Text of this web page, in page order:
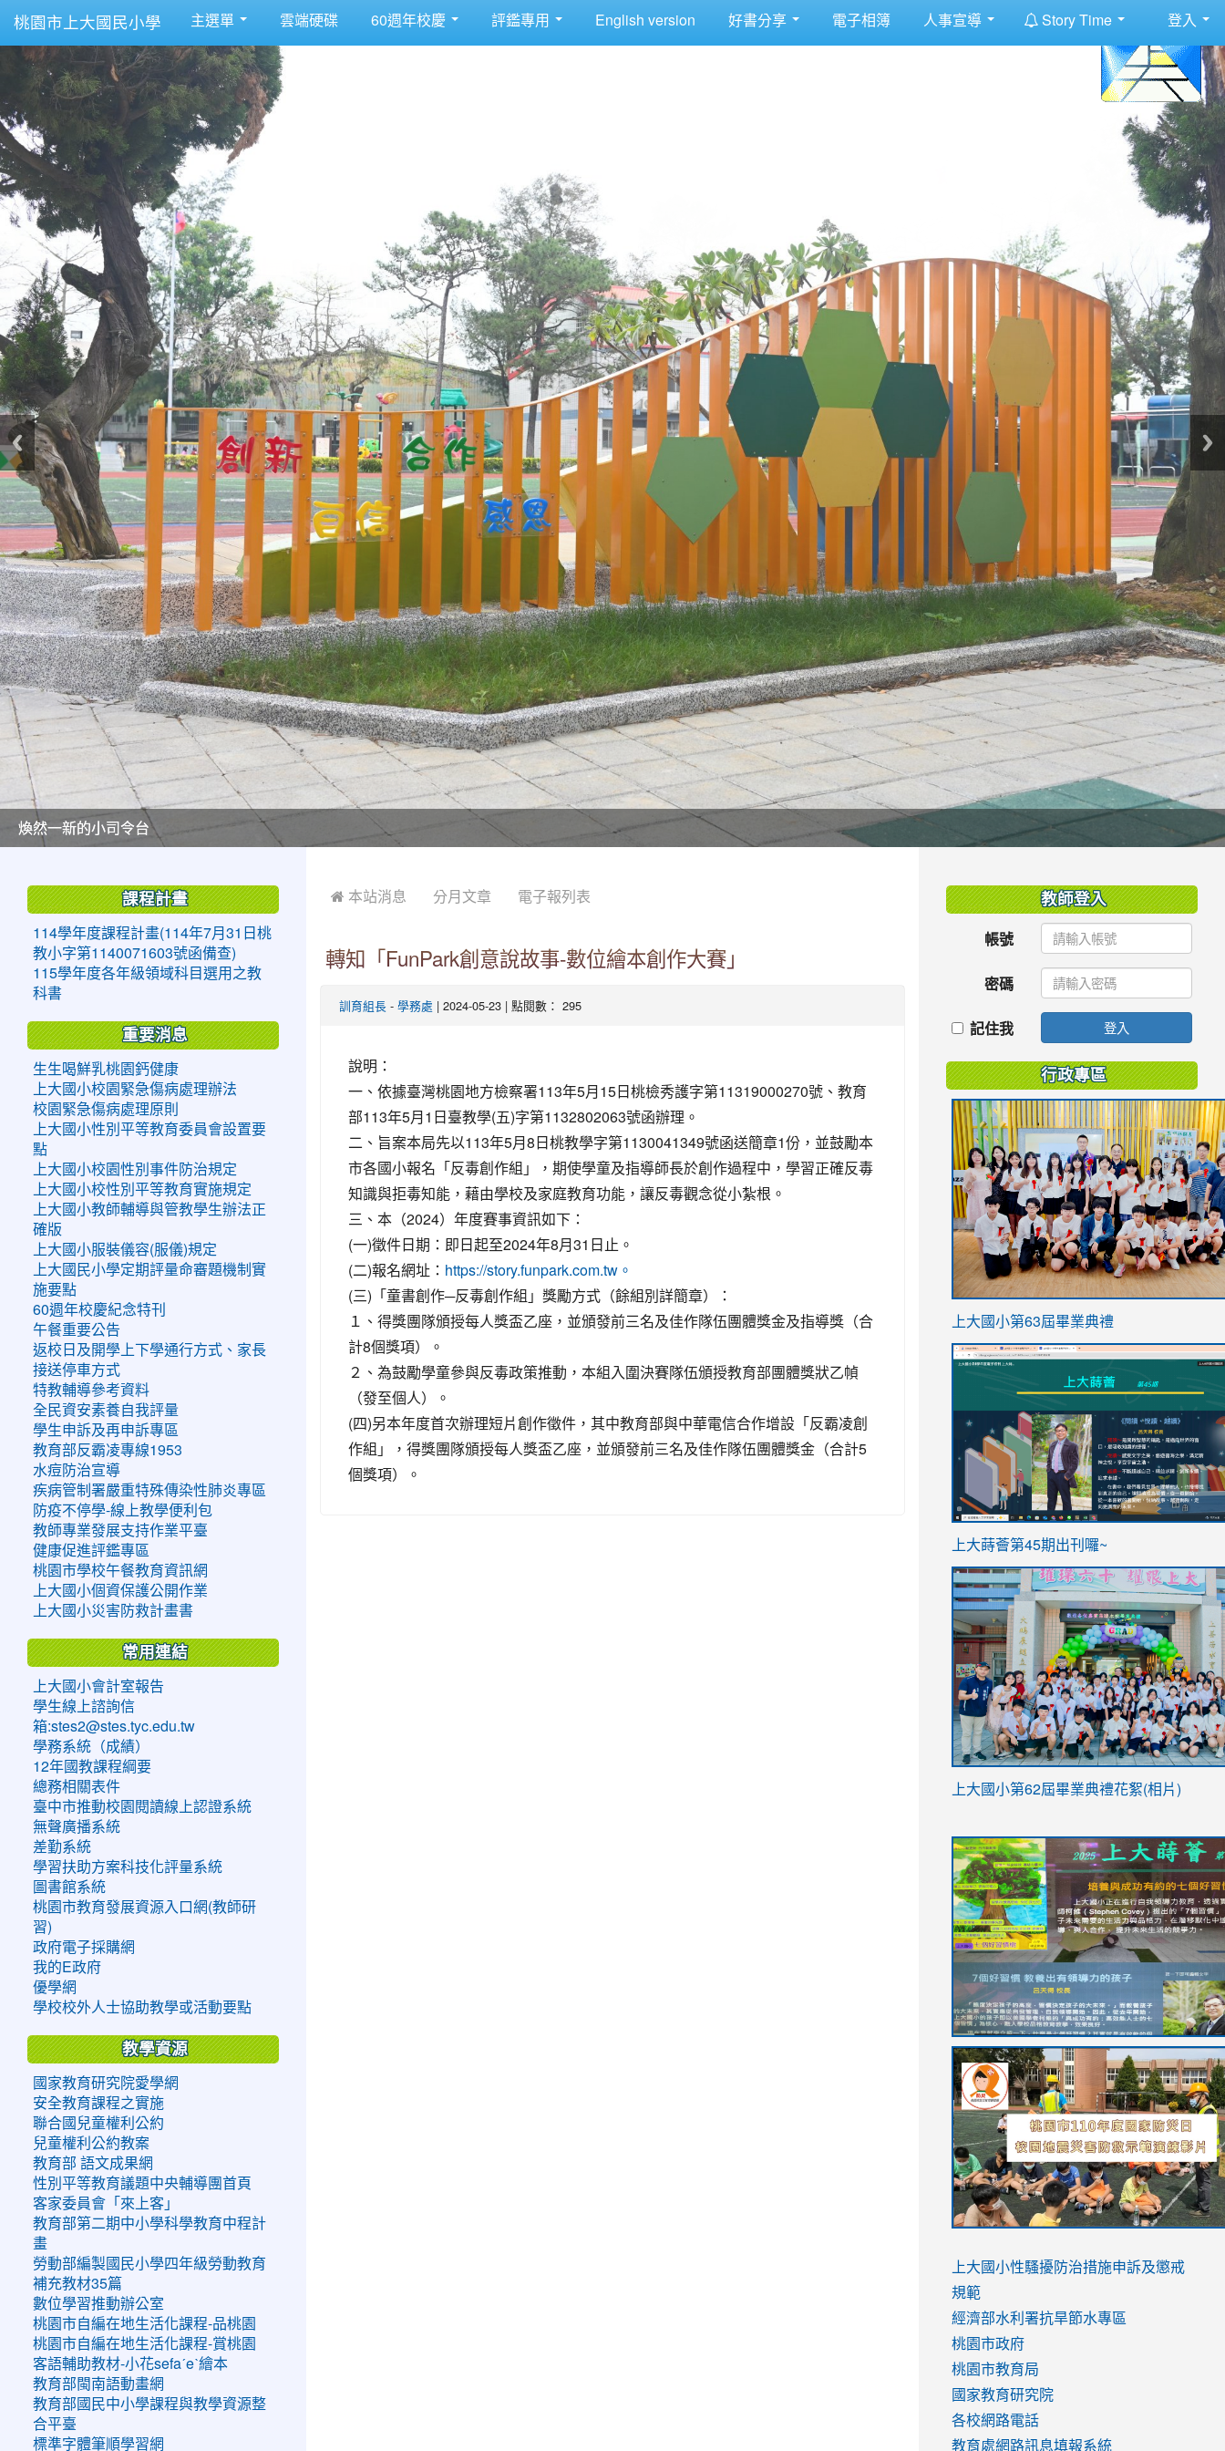
桃園市上大國民小學 主選單 雲端硬碟 60週年校慶 評鑑專用 English version 好書分享 電子相簿 人事宣導 Story Time 登入
美麗的操場是我們活力的來源
美麗的操場是我們活力的來源
煥然一新的小司令台
煥然一新的小司令台
富含桃園埤塘田園風光意象的中廊
富含桃園埤塘田園風光意象的中廊
嶄新的中庭廣場
嶄新的中庭廣場
水生池生生不息
水生池生生不息
 本站消息 分月文章 電子報列表
轉知「FunPark創意說故事-數位繪本創作大賽」
訓育組長 - 學務處 | 2024-05-23 | 點閱數： 295
說明：
一、依據臺灣桃園地方檢察署113年5月15日桃檢秀護字第11319000270號、教育
部113年5月1日臺教學(五)字第1132802063號函辦理。
二、旨案本局先以113年5月8日桃教學字第1130041349號函送簡章1份，並鼓勵本
市各國小報名「反毒創作組」，期使學童及指導師長於創作過程中，學習正確反毒
知識與拒毒知能，藉由學校及家庭教育功能，讓反毒觀念從小紮根。
三、本（2024）年度賽事資訊如下：
(一)徵件日期：即日起至2024年8月31日止。
(二)報名網址： https://story.funpark.com.tw。
(三)「童書創作─反毒創作組」獎勵方式（餘組別詳簡章）：
１、得獎團隊頒授每人獎盃乙座，並頒發前三名及佳作隊伍團體獎金及指導獎（合
計8個獎項）。
２、為鼓勵學童參與反毒政策推動，本組入圍決賽隊伍頒授教育部團體獎狀乙幀
（發至個人）。
(四)另本年度首次辦理短片創作徵件，其中教育部與中華電信合作增設「反霸凌創
作組」，得獎團隊頒授每人獎盃乙座，並頒發前三名及佳作隊伍團體獎金（合計5
個獎項）。
課程計畫
114學年度課程計畫(114年7月31日桃
教小字第1140071603號函備查)
115學年度各年級領域科目選用之教
科書
重要消息
生生喝鮮乳桃園鈣健康
上大國小校園緊急傷病處理辦法
校園緊急傷病處理原則
上大國小性別平等教育委員會設置要
點
上大國小校園性別事件防治規定
上大國小校性別平等教育實施規定
上大國小教師輔導與管教學生辦法正
確版
上大國小服裝儀容(服儀)規定
上大國民小學定期評量命審題機制實
施要點
60週年校慶紀念特刊
午餐重要公告
返校日及開學上下學通行方式、家長
接送停車方式
特教輔導參考資料
全民資安素養自我評量
學生申訴及再申訴專區
教育部反霸凌專線1953
水痘防治宣導
疾病管制署嚴重特殊傳染性肺炎專區
防疫不停學-線上教學便利包
教師專業發展支持作業平臺
健康促進評鑑專區
桃園市學校午餐教育資訊網
上大國小個資保護公開作業
上大國小災害防救計畫書
常用連結
上大國小會計室報告
學生線上諮詢信
箱:stes2@stes.tyc.edu.tw
學務系統（成績）
12年國教課程綱要
總務相關表件
臺中市推動校園閱讀線上認證系統
無聲廣播系統
差勤系統
學習扶助方案科技化評量系統
圖書館系統
桃園市教育發展資源入口網(教師研
習)
政府電子採購網
我的E政府
優學網
學校校外人士協助教學或活動要點
教學資源
國家教育研究院愛學網
安全教育課程之實施
聯合國兒童權利公約
兒童權利公約教案
教育部 語文成果網
性別平等教育議題中央輔導團首頁
客家委員會「來上客」
教育部第二期中小學科學教育中程計
畫
勞動部編製國民小學四年級勞動教育
補充教材35篇
數位學習推動辦公室
桃園市自編在地生活化課程-品桃園
桃園市自編在地生活化課程-賞桃園
客語輔助教材-小花sefaˊeˋ繪本
教育部閩南語動畫網
教育部國民中小學課程與教學資源整
合平臺
標準字體筆順學習網
教師登入
帳號
密碼
記住我 登入
行政專區
link
https://sites.google.com/stes.tyc.edu.tw/
上大國小第63屆畢業典禮
link
ink
https://sites.google.com/stes.tyc.edu.tw/
link
https://sites.google.com/stes.tyc.edu.tw/
上大蒔薈第45期出刊囉~
link
YfDQppRvyMk686kIw6SBbssEIZ6WnT/
usp=sharing
上大國小第62屆畢業典禮花絮(相片)
to
https://drive.google.com/file/d/1I-
YfDQppRvyMk686kIw6SBbssEIZ6WnT/
usp=sharing
to
https://sites.google.com/stes.tyc.edu.tw/
link
to
https://sites.google.com/stes.tyc.edu.tw/
link
to
https://drive.google.com/file/d/
usp=sharing
link
to
https://youtu.be/jJOMVWY3-
8M
link
to
https://drive.google.com/file/d/
usp=sharing
to
https://www.youtube.com/watch?
v=hC_gdZndU9s
to
https://www.youtube.com/watch?
v=hC_gdZndU9s
link
to
https://www.youtube.com/watch?
v=mfpNykQ0g4M
上大國小性騷擾防治措施申訴及懲戒
規範
經濟部水利署抗旱節水專區
桃園市政府
桃園市教育局
國家教育研究院
各校網路電話
教育處網路訊息填報系統